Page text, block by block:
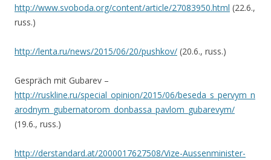
http://www.svoboda.org/content/article/27083950.html (22.6.,
russ.)
http://lenta.ru/news/2015/06/20/pushkov/ (20.6., russ.)
Gespräch mit Gubarev –
http://ruskline.ru/special_opinion/2015/06/beseda_s_pervym_n
arodnym_gubernatorom_donbassa_pavlom_gubarevym/
(19.6., russ.)
http://derstandard.at/2000017627508/Vize-Aussenminister-